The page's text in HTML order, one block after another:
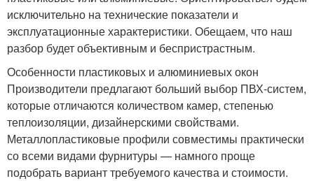
исключительно на технические показатели и
эксплуатационные характеристики. Обещаем, что наш
разбор будет объективным и беспристрастным.
Особенности пластиковых и алюминиевых окон
Производители предлагают больший выбор ПВХ-систем,
которые отличаются количеством камер, степенью
теплоизоляции, дизайнерскими свойствами.
Металлопластиковые профили совместимы практически
со всеми видами фурнитуры — намного проще
подобрать вариант требуемого качества и стоимости.